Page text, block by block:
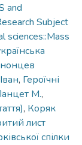
and
Subject
sciences::Mass
, Героїчні
М.,
, Коряк
лист
спілки